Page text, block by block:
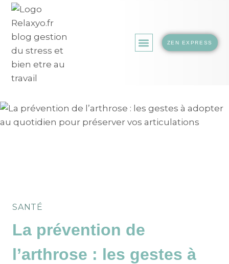
ZEN EXPRESS
SANTÉ
La prévention de
l’arthrose : les gestes à